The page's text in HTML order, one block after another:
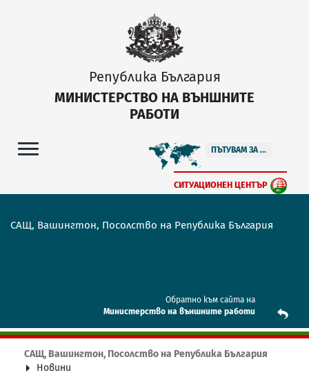
Република България
МИНИСТЕРСТВО НА ВЪНШНИТЕ
РАБОТИ
ПЪТУВАМ ЗА ...
СИТУАЦИОНЕН ЦЕНТЪР
САЩ, Вашингтон, Посолство на Република България
Обратно към сайта на
Mинистерство на външните работи
САЩ, Вашингтон, Посолство на Република България
Новини